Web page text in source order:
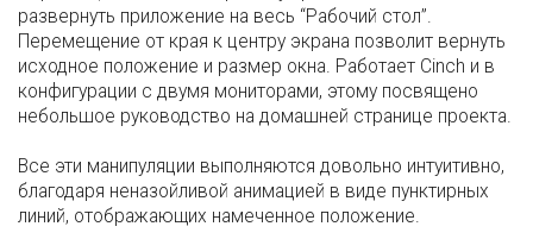
развернуть приложение на весь “Рабочий стол”.
Перемещение от края к центру экрана позволит вернуть
исходное положение и размер окна. Работает Cinch и в
конфигурации с двумя мониторами, этому посвящено
небольшое руководство на домашней странице проекта.
Все эти манипуляции выполняются довольно интуитивно,
благодаря неназойливой анимацией в виде пунктирных
линий, отображающих намеченное положение.